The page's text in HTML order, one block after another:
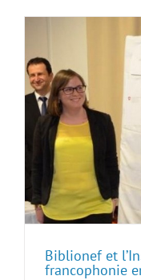
Biblionef et
francophonie